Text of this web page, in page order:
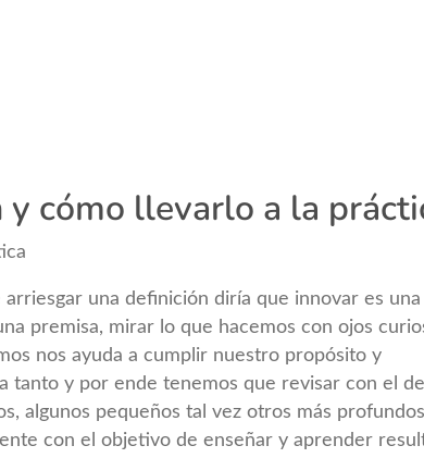
cómo llevarlo a la
una definición diría que innovar es una
premisa, mirar lo que hacemos con ojos
nos ayuda a cumplir nuestro propósito y
tanto y por ende tenemos que revisar con el
algunos pequeños tal vez otros más
con el objetivo de enseñar y aprender